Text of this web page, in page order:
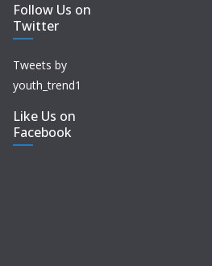
Follow Us on
Twitter
Tweets by
youth_trend1
Like Us on
Facebook